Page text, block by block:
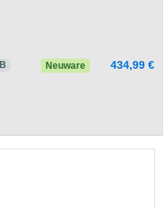
Neuware 434,99 €